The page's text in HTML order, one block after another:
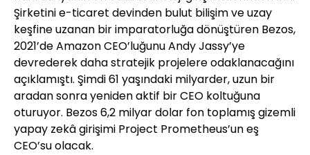
Şirketini e-ticaret devinden bulut bilişim ve uzay
keşfine uzanan bir imparatorluğa dönüştüren Bezos,
2021’de Amazon CEO’luğunu Andy Jassy’ye
devrederek daha stratejik projelere odaklanacağını
açıklamıştı. Şimdi 61 yaşındaki milyarder, uzun bir
aradan sonra yeniden aktif bir CEO koltuğuna
oturuyor. Bezos 6,2 milyar dolar fon toplamış gizemli
yapay zekâ girişimi Project Prometheus’un eş
CEO’su olacak.